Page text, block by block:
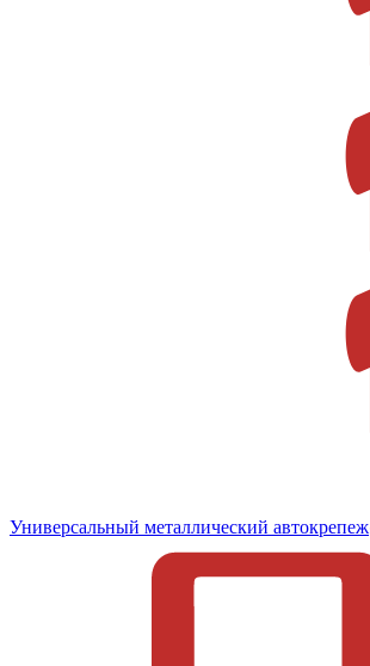
Универсальный металлический автокрепеж